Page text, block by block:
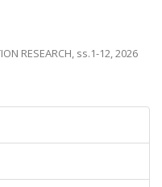
RESEARCH, ss.1-12, 2026